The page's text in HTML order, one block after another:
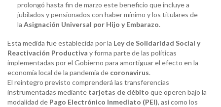
prolongó hasta fin de marzo este beneficio que incluye a
jubilados y pensionados con haber mínimo y los titulares de
la Asignación Universal por Hijo y Embarazo.
Esta medida fue establecida por la Ley de Solidaridad Social y
Reactivación Productiva y forma parte de las políticas
implementadas por el Gobierno para amortiguar el efecto en la
economía local de la pandemia de coronavirus.
El reintegro previsto comprenderá las transferencias
instrumentadas mediante tarjetas de débito que operen bajo la
modalidad de Pago Electrónico Inmediato (PEI), así como los